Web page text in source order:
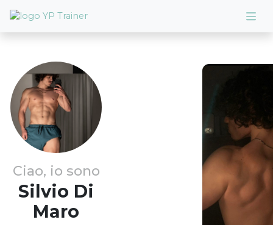
Ciao, io sono
Silvio Di
Maro